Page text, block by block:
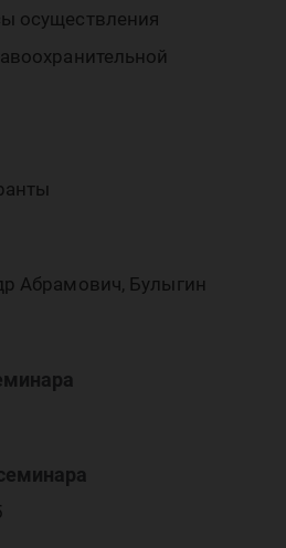
осуществления
Абрамович, Булыгин